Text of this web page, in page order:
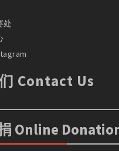
处
Contact Us
Online